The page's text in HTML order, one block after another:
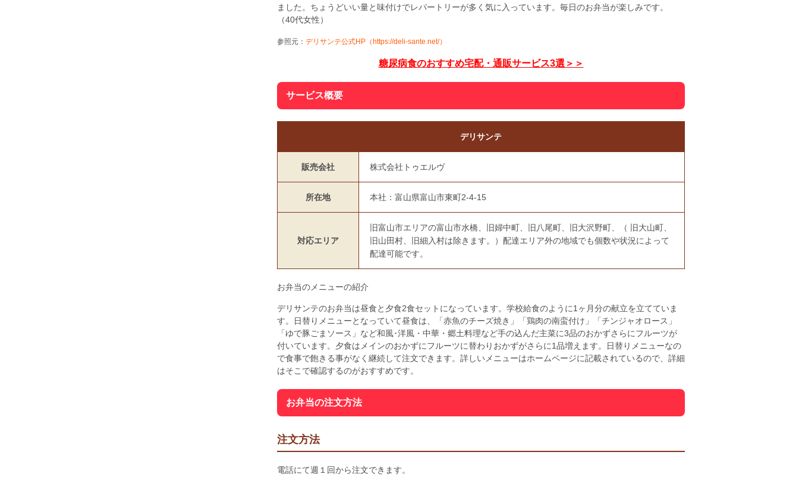
ました。ちょうどいい量と味付けでレパートリーが多く気に入っています。毎日のお弁当が楽しみです。
（40代女性）
参照元： デリサンテ公式HP（https://deli-sante.net/）
糖尿病食のおすすめ宅配・通販サービス3選＞＞
サービス概要
デリサンテ
販売会社 株式会社トゥエルヴ
所在地 本社：富山県富山市東町2-4-15
対応エリア
旧富山市エリアの富山市水橋、旧婦中町、旧八尾町、旧大沢野町、（ 旧大山町、
旧山田村、旧細入村は除きます。）配達エリア外の地域でも個数や状況によって
配達可能です。
お弁当のメニューの紹介
デリサンテのお弁当は昼食と夕食2食セットになっています。学校給食のように1ヶ月分の献立を立てていま
す。日替りメニューとなっていて昼食は、「赤魚のチーズ焼き」「鶏肉の南蛮付け」「チンジャオロース」
「ゆで豚ごまソース」など和風･洋風・中華・郷土料理など手の込んだ主菜に3品のおかずさらにフルーツが
付いています。夕食はメインのおかずにフルーツに替わりおかずがさらに1品増えます。日替りメニューなの
で食事で飽きる事がなく継続して注文できます。詳しいメニューはホームページに記載されているので、詳細
はそこで確認するのがおすすめです。
お弁当の注文方法
注文方法
電話にて週１回から注文できます。